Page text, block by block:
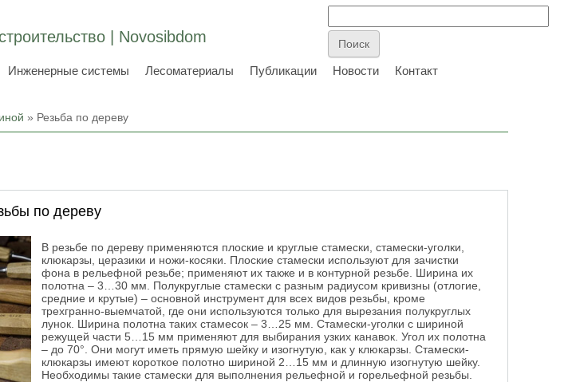
| Novosibdom
Инженерные системы Лесоматериалы Публикации Новости Контакт
» Резьба по дереву
по дереву
В резьбе по дереву применяются плоские и круглые стамески, стамески-уголки,
клюкарзы, церазики и ножи-косяки. Плоские стамески используют для зачистки
фона в рельефной резьбе; применяют их также и в контурной резьбе. Ширина их
полотна – 3…30 мм. Полукруглые стамески с разным радиусом кривизны (отлогие,
средние и крутые) – основной инструмент для всех видов резьбы, кроме
трехгранно-выемчатой, где они используются только для вырезания полукруглых
лунок. Ширина полотна таких стамесок – 3…25 мм. Стамески-уголки с шириной
режущей части 5…15 мм применяют для выбирания узких канавок. Угол их полотна
– до 70°. Они могут иметь прямую шейку и изогнутую, как у клюкарзы. Стамески-
клюкарзы имеют короткое полотно шириной 2…15 мм и длинную изогнутую шейку.
Необходимы такие стамески для выполнения рельефной и горельефной резьбы.